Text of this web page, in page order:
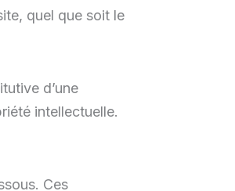
quel que soit le
d’une
intellectuelle.
Ces